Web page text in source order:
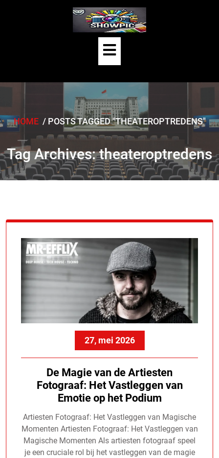
Open
Button
HOME/ POSTS TAGGED "THEATEROPTREDENS"
Tag Archives: theateroptredens
27, mei 2026
De Magie van de Artiesten
Fotograaf: Het Vastleggen van
Emotie op het Podium
Artiesten Fotograaf: Het Vastleggen van Magische
Momenten Artiesten Fotograaf: Het Vastleggen van
Magische Momenten Als artiesten fotograaf speel
je een cruciale rol bij het vastleggen van de magie